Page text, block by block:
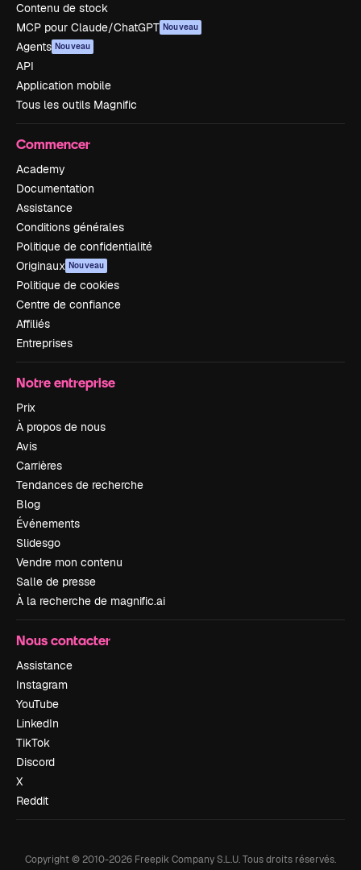
Contenu de stock
MCP pour Claude/ChatGPT Nouveau
Agents Nouveau
API
Application mobile
Tous les outils Magnific
Commencer
Academy
Documentation
Assistance
Conditions générales
Politique de confidentialité
Originaux Nouveau
Politique de cookies
Centre de confiance
Affiliés
Entreprises
Notre entreprise
Prix
À propos de nous
Avis
Carrières
Tendances de recherche
Blog
Événements
Slidesgo
Vendre mon contenu
Salle de presse
À la recherche de magnific.ai
Nous contacter
Assistance
Instagram
YouTube
LinkedIn
TikTok
Discord
X
Reddit
Copyright © 2010-2026 Freepik Company S.L.U.Tous droits réservés.